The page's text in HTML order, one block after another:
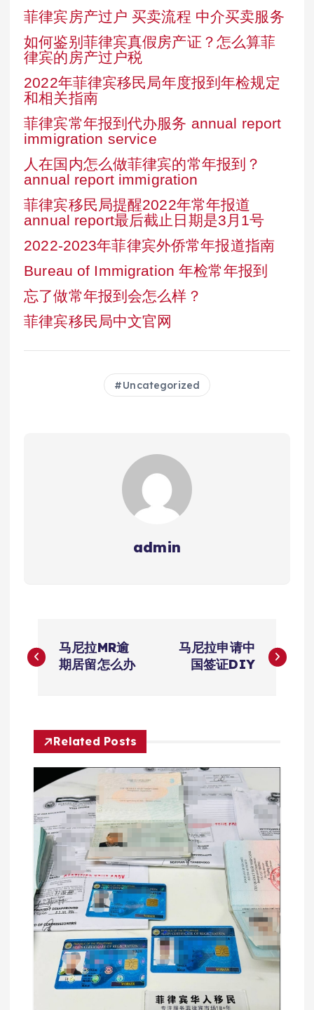
菲律宾房产过户 买卖流程 中介买卖服务
如何鉴别菲律宾真假房产证？怎么算菲
律宾的房产过户税
2022年菲律宾移民局年度报到年检规定
和相关指南
菲律宾常年报到代办服务 annual report
immigration service
人在国内怎么做菲律宾的常年报到？
annual report immigration
菲律宾移民局提醒2022年常年报道
annual report最后截止日期是3月1号
2022-2023年菲律宾外侨常年报道指南
Bureau of Immigration 年检常年报到
忘了做常年报到会怎么样？
菲律宾移民局中文官网
Uncategorized
admin
章
航
马尼拉MR逾
期居留怎么办
马尼拉申请中
国签证DIY
Related Posts